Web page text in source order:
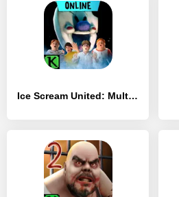
Ice Scream United: Multiplayer